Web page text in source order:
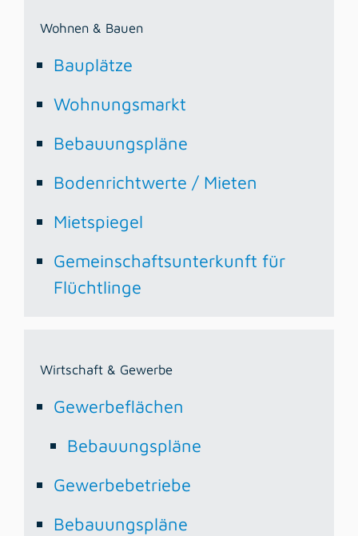
Wohnen & Bauen
Bauplätze
Wohnungsmarkt
Bebauungspläne
Bodenrichtwerte / Mieten
Mietspiegel
Gemeinschaftsunterkunft für
Flüchtlinge
Wirtschaft & Gewerbe
Gewerbeflächen
Bebauungspläne
Gewerbebetriebe
Bebauungspläne